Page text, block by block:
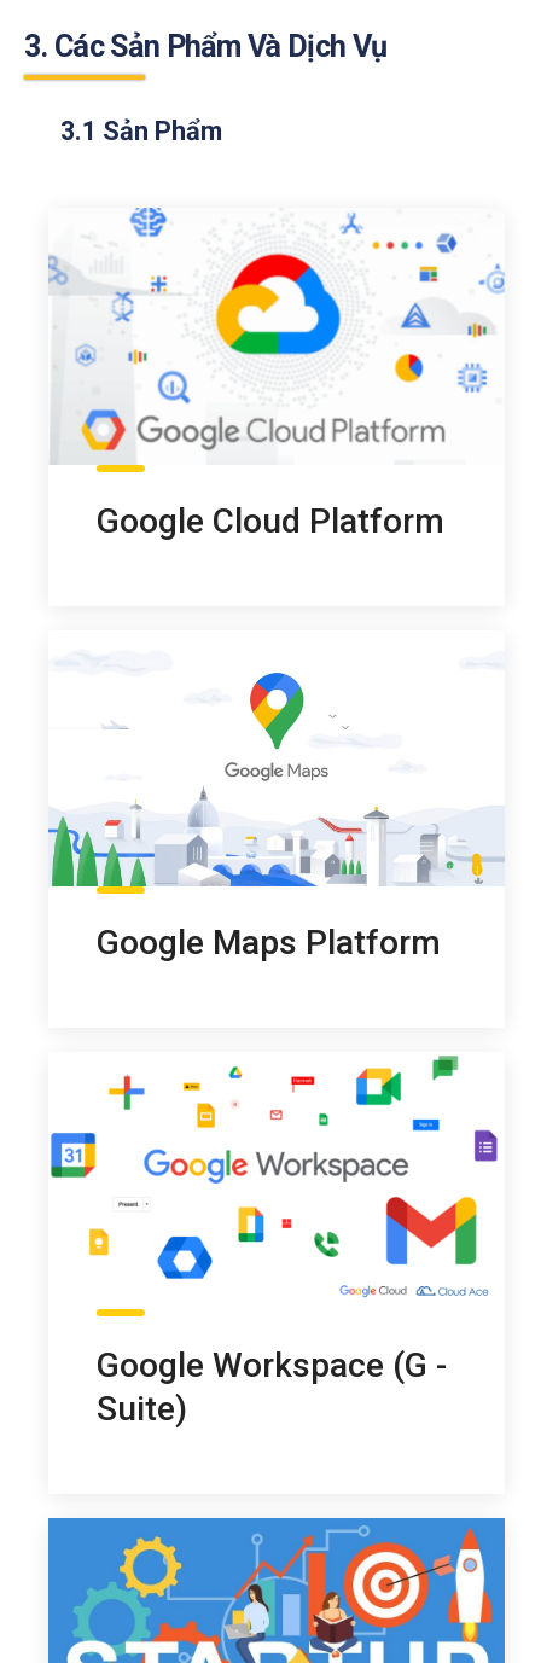
3. Các Sản Phẩm Và Dịch Vụ
3.1 Sản Phẩm
Google Cloud Platform
Google Maps Platform
Google Workspace (G -
Suite)